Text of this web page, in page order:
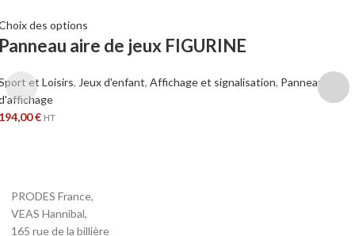
des options
aire de jeux FIGURINE
et Loisirs, Jeux d'enfant,Affichage et signalisation, Panneau
€ HT
PRODES France,
VEAS Hannibal,
165 rue de la billière